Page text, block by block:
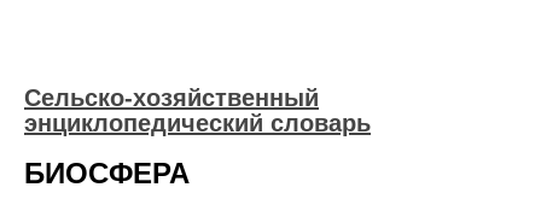
Сельско-хозяйственный
энциклопедический словарь
БИОСФЕРА